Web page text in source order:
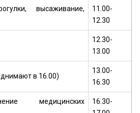
высаживание,
11.00-
12.30
12.30-
13.00
в 16.00)
13.00-
16.30
медицинских
16.30-